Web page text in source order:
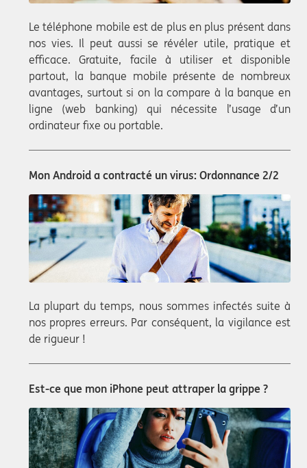
Le téléphone mobile est de plus en plus présent dans
nos vies. Il peut aussi se révéler utile, pratique et
efficace. Gratuite, facile à utiliser et disponible
partout, la banque mobile présente de nombreux
avantages, surtout si on la compare à la banque en
ligne (web banking) qui nécessite l’usage d’un
ordinateur fixe ou portable.
Mon Android a contracté un virus: Ordonnance 2/2
La plupart du temps, nous sommes infectés suite à
nos propres erreurs. Par conséquent, la vigilance est
de rigueur !
Est-ce que mon iPhone peut attraper la grippe ?